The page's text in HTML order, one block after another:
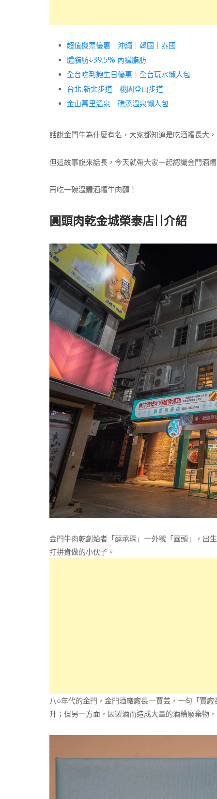
超值機票優惠 沖繩 韓國
泰國
體脂肪↓39.5% 內臟脂肪
全台吃到飽生日優惠
全台玩水懶人包
台北.新北步道
桃園登山步道
金山萬里溫泉
礁溪溫泉懶人包
話說金門牛為什麼有名，大家都知道是吃酒糟長大，
但這故事說來話長，今天就帶大家一起認識金門酒
再吃一碗溫體酒糟牛肉麵！
圓頭肉乾金城榮泰店||介紹
金門牛肉乾創始者「薛承琛」—外號「圓頭」，出
打拼肯做的小伙子。
八○年代的金門，金門酒廠廠長—賈芸，一句「賈
升；但另一方面，因製酒而造成大量的酒糟廢棄物